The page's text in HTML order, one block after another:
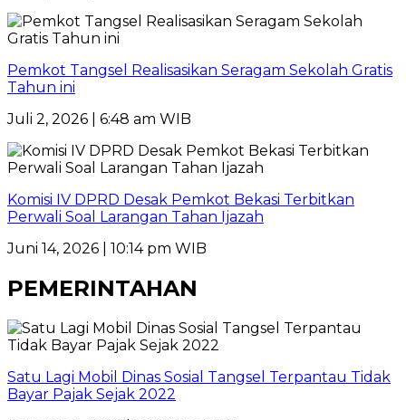
Pemkot Tangsel Realisasikan Seragam Sekolah Gratis
Tahun ini
Juli 2, 2026 | 6:48 am WIB
Komisi IV DPRD Desak Pemkot Bekasi Terbitkan
Perwali Soal Larangan Tahan Ijazah
Juni 14, 2026 | 10:14 pm WIB
PEMERINTAHAN
Satu Lagi Mobil Dinas Sosial Tangsel Terpantau Tidak
Bayar Pajak Sejak 2022